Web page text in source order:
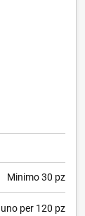
Minimo 30 pz
per 120 pz